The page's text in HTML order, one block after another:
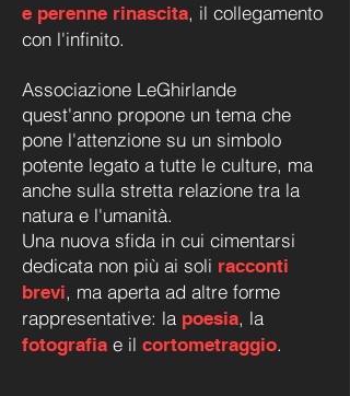
e perenne rinascita, il collegamento
con l'infinito.
Associazione LeGhirlande
quest'anno propone un tema che
pone l'attenzione su un simbolo
potente legato a tutte le culture, ma
anche sulla stretta relazione tra la
natura e l'umanità.
Una nuova sfida in cui cimentarsi
dedicata non più ai soli racconti
brevi, ma aperta ad altre forme
rappresentative: la poesia, la
fotografia e il cortometraggio.